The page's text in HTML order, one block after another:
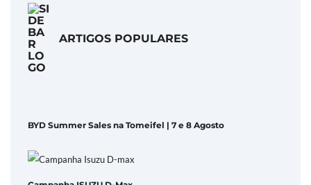
ARTIGOS POPULARES
BYD Summer Sales na Tomeifel | 7 e 8 Agosto